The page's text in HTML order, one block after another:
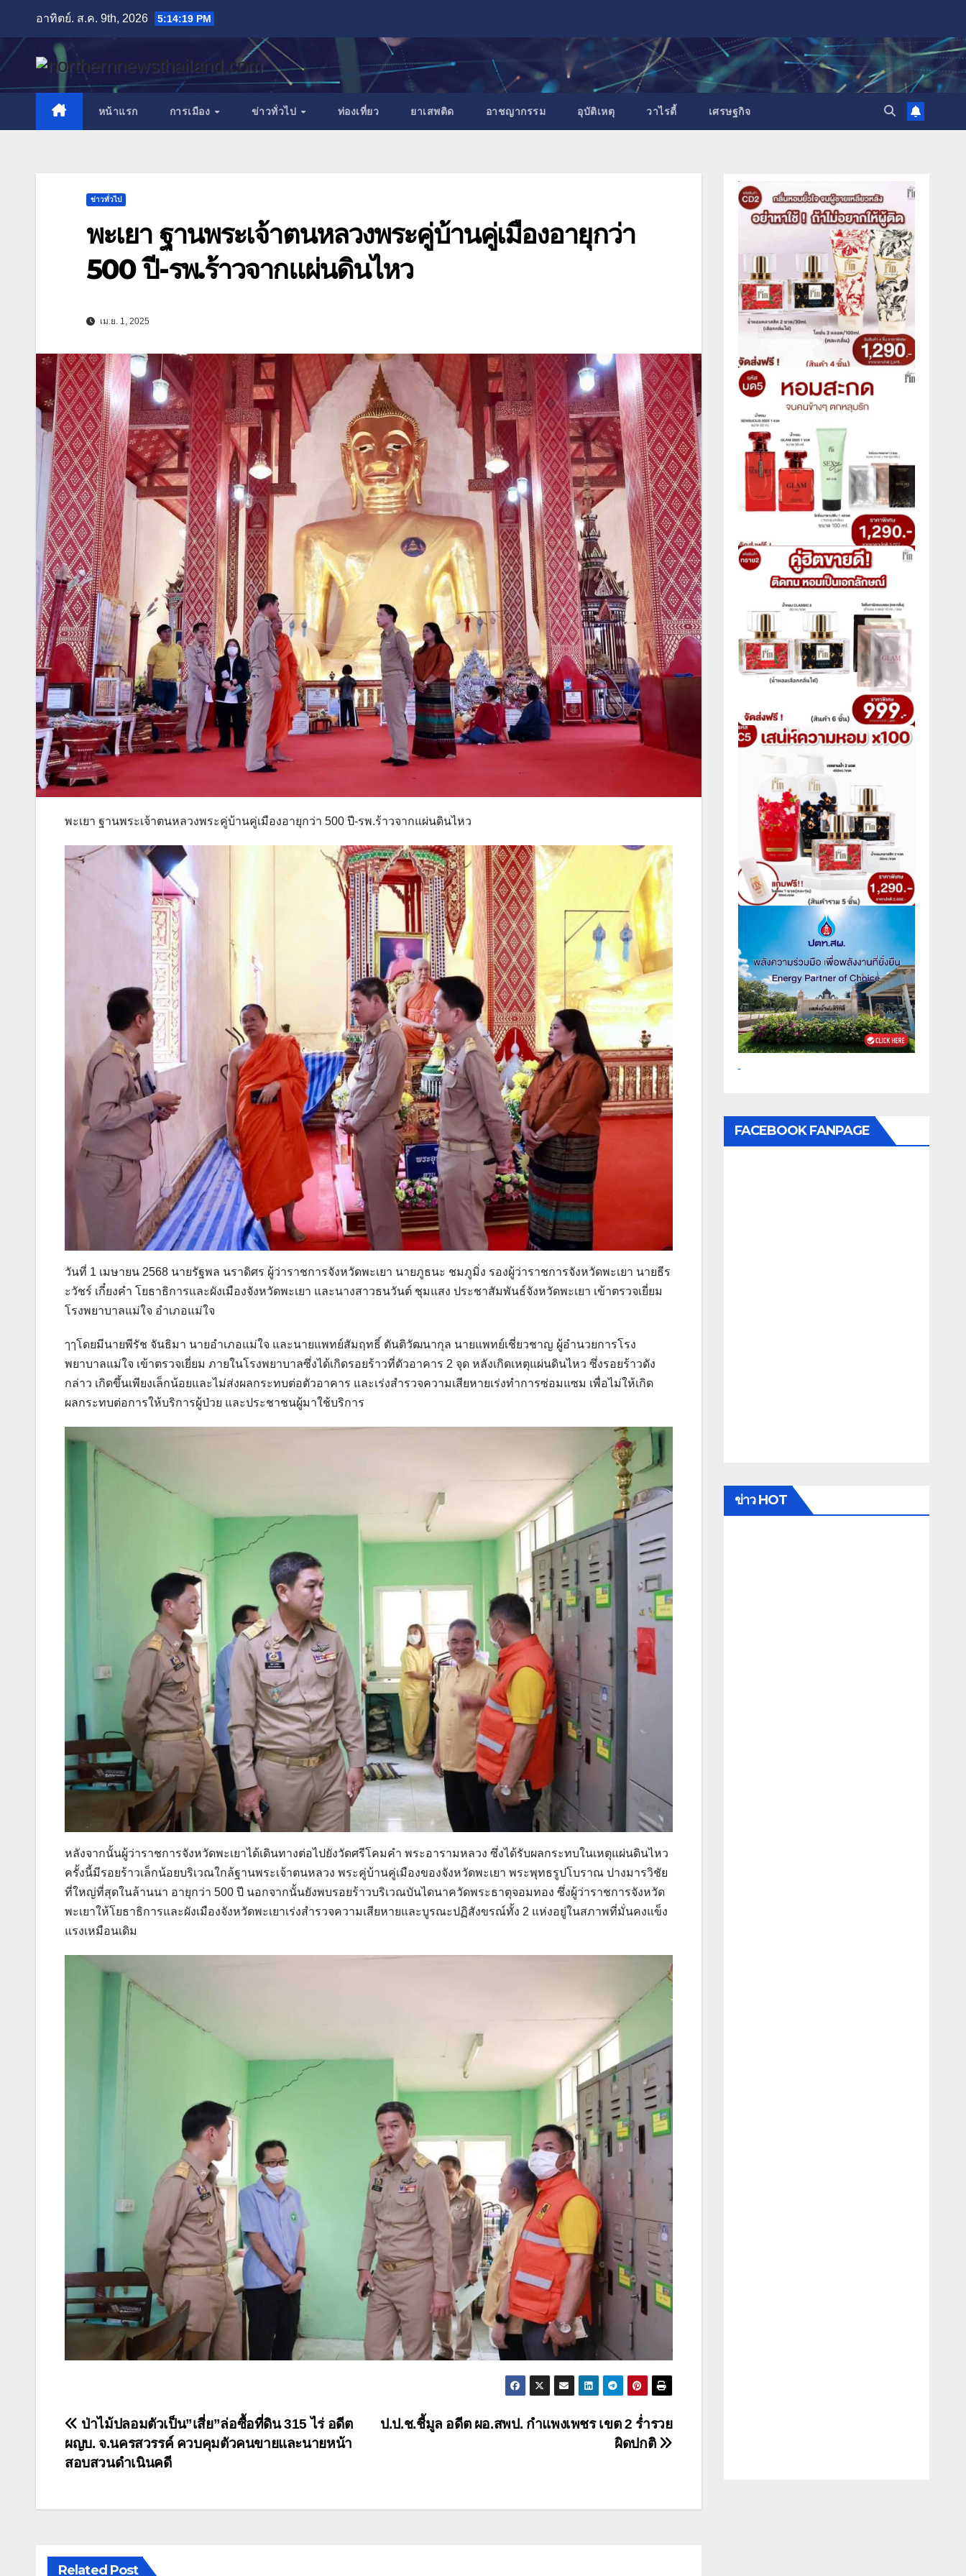
content
อาทิตย์. ส.ค. 9th, 2026 5:14:21 PM
หน้าแรก การเมือง ข่าวทั่วไป ท่องเที่ยว ยาเสพติด อาชญากรรม อุบัติเหตุ วาไรตี้ เศรษฐกิจ
ข่าวทั่วไป
พะเยา ฐานพระเจ้าตนหลวงพระคู่บ้านคู่เมืองอายุกว่า
500 ปี-รพ.ร้าวจากแผ่นดินไหว
เม.ย. 1, 2025
พะเยา ฐานพระเจ้าตนหลวงพระคู่บ้านคู่เมืองอายุกว่า 500 ปี-รพ.ร้าวจากแผ่นดินไหว
วันที่ 1 เมษายน 2568 นายรัฐพล นราดิศร ผู้ว่าราชการจังหวัดพะเยา นายภูธนะ ชมภูมิ่ง รองผู้ว่าราชการจังหวัดพะเยา นายธีร
ะวัชร์ เกี๋ยงคำ โยธาธิการและผังเมืองจังหวัดพะเยา และนางสาวธนวันต์ ชุมแสง ประชาสัมพันธ์จังหวัดพะเยา เข้าตรวจเยี่ยม
โรงพยาบาลแม่ใจ อำเภอแม่ใจ
ๅๅโดยมีนายพีรัช จันธิมา นายอำเภอแม่ใจ และนายแพทย์สัมฤทธิ์ ตันติวัฒนากุล นายแพทย์เชี่ยวชาญ ผู้อำนวยการโรง
พยาบาลแม่ใจ เข้าตรวจเยี่ยม ภายในโรงพยาบาลซึ่งได้เกิดรอยร้าวที่ตัวอาคาร 2 จุด หลังเกิดเหตุแผ่นดินไหว ซึ่งรอยร้าวดัง
กล่าว เกิดขึ้นเพียงเล็กน้อยและไม่ส่งผลกระทบต่อตัวอาคาร และเร่งสำรวจความเสียหายเร่งทำการซ่อมแซม เพื่อไม่ให้เกิด
ผลกระทบต่อการให้บริการผู้ป่วย และประชาชนผู้มาใช้บริการ
หลังจากนั้นผู้ว่าราชการจังหวัดพะเยาได้เดินทางต่อไปยังวัดศรีโคมคำ พระอารามหลวง ซึ่งได้รับผลกระทบในเหตุแผ่นดินไหว
ครั้งนี้มีรอยร้าวเล็กน้อยบริเวณใกล้ฐานพระเจ้าตนหลวง พระคู่บ้านคู่เมืองของจังหวัดพะเยา พระพุทธรูปโบราณ ปางมารวิชัย
ที่ใหญ่ที่สุดในล้านนา อายุกว่า 500 ปี นอกจากนั้นยังพบรอยร้าวบริเวณบันไดนาควัดพระธาตุจอมทอง ซึ่งผู้ว่าราชการจังหวัด
พะเยาให้โยธาธิการและผังเมืองจังหวัดพะเยาเร่งสำรวจความเสียหายและบูรณะปฏิสังขรณ์ทั้ง 2 แห่งอยู่ในสภาพที่มั่นคงแข็ง
แรงเหมือนเดิม
แนะแนว
เรื่อง
ป.ป.ช.ชี้มูล อดีต ผอ.สพป. กำแพงเพชร เขต 2 ร่ำรวย
ผิดปกติ
ป่าไม้ปลอมตัวเป็น”เสี่ย”ล่อซื้อที่ดิน 315 ไร่ อดีต
ผญบ. จ.นครสวรรค์ ควบคุมตัวคนขายและนายหน้า
สอบสวนดำเนินคดี
Related Post
FACEBOOK FANPAGE
ข่าว HOT